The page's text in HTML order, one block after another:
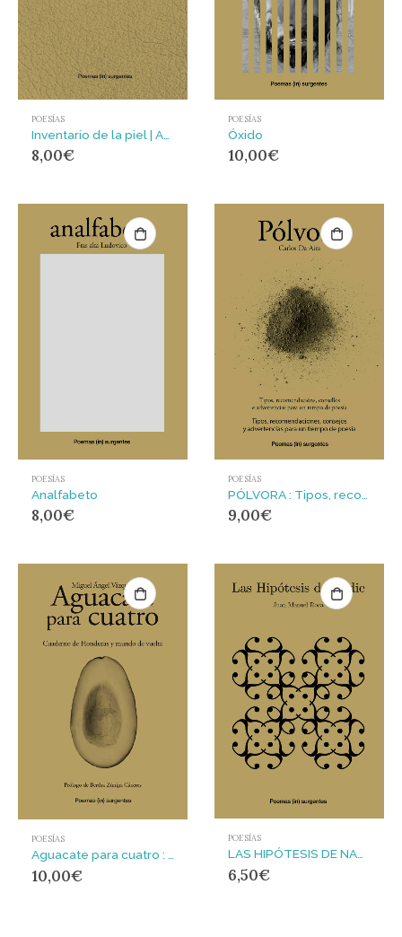
POESÍAS
8,00€
POESÍAS
Óxido
10,00€
POESÍAS
Analfabeto
8,00€
POESÍAS
9,00€
POESÍAS
Aguacate para cuatro : Cuaderno de Honduras y mundo de vuelta
10,00€
POESÍAS
LAS HIPÓTESIS DE NADIE
6,50€